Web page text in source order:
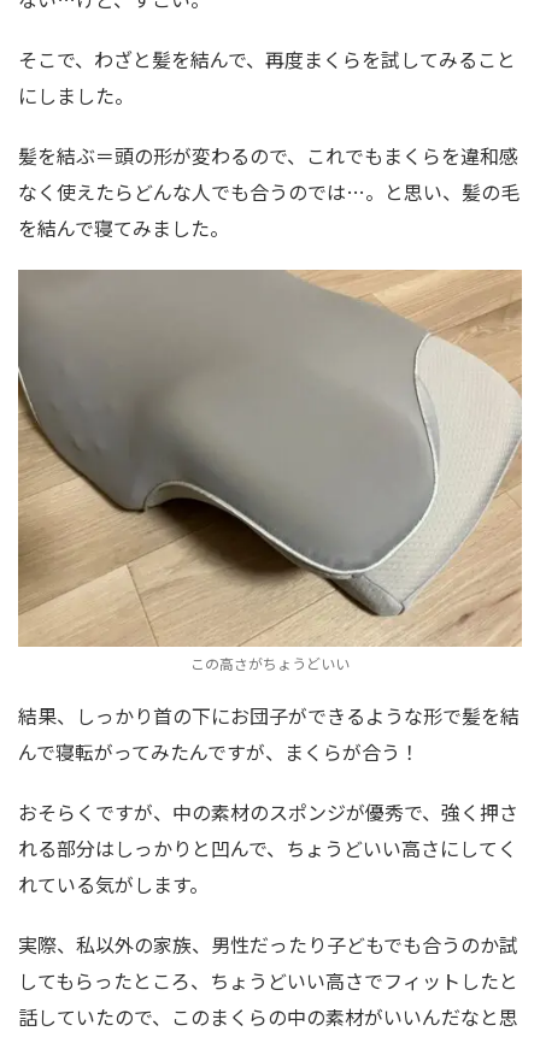
そこで、わざと髪を結んで、再度まくらを試してみること
にしました。
髪を結ぶ＝頭の形が変わるので、これでもまくらを違和感
なく使えたらどんな人でも合うのでは…。と思い、髪の毛
を結んで寝てみました。
この高さがちょうどいい
結果、しっかり首の下にお団子ができるような形で髪を結
んで寝転がってみたんですが、まくらが合う！
おそらくですが、中の素材のスポンジが優秀で、強く押さ
れる部分はしっかりと凹んで、ちょうどいい高さにしてく
れている気がします。
実際、私以外の家族、男性だったり子どもでも合うのか試
してもらったところ、ちょうどいい高さでフィットしたと
話していたので、このまくらの中の素材がいいんだなと思